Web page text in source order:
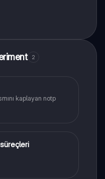
2
kaplayan notp
süreçleri